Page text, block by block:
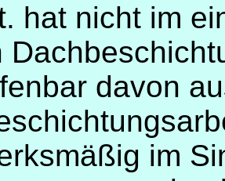
hat nicht im
davon
im